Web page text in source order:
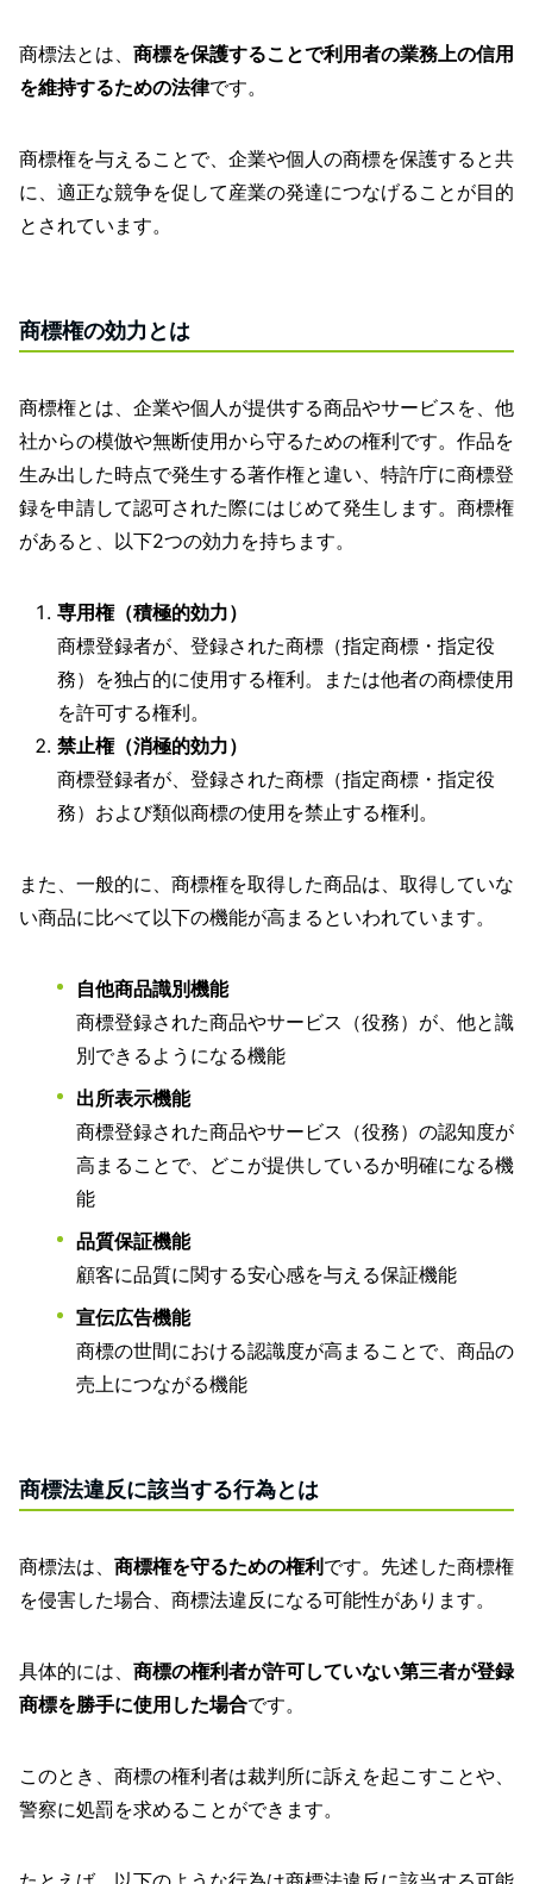
商標法とは、 商標を保護することで利用者の業務上の信用
を維持するための法律です。
商標権を与えることで、企業や個人の商標を保護すると共
に、適正な競争を促して産業の発達につなげることが目的
とされています。
商標権の効力とは
商標権とは、企業や個人が提供する商品やサービスを、他
社からの模倣や無断使用から守るための権利です。作品を
生み出した時点で発生する著作権と違い、特許庁に商標登
録を申請して認可された際にはじめて発生します。商標権
があると、以下2つの効力を持ちます。
専用権（積極的効力）
商標登録者が、登録された商標（指定商標・指定役
務）を独占的に使用する権利。または他者の商標使用
を許可する権利。
禁止権（消極的効力）
商標登録者が、登録された商標（指定商標・指定役
務）および類似商標の使用を禁止する権利。
また、一般的に、商標権を取得した商品は、取得していな
い商品に比べて以下の機能が高まるといわれています。
自他商品識別機能
商標登録された商品やサービス（役務）が、他と識
別できるようになる機能
出所表示機能
商標登録された商品やサービス（役務）の認知度が
高まることで、どこが提供しているか明確になる機
能
品質保証機能
顧客に品質に関する安心感を与える保証機能
宣伝広告機能
商標の世間における認識度が高まることで、商品の
売上につながる機能
商標法違反に該当する行為とは
商標法は、 商標権を守るための権利 です。先述した商標権
を侵害した場合、商標法違反になる可能性があります。
具体的には、 商標の権利者が許可していない第三者が登録
商標を勝手に使用した場合です。
このとき、商標の権利者は裁判所に訴えを起こすことや、
警察に処罰を求めることができます。